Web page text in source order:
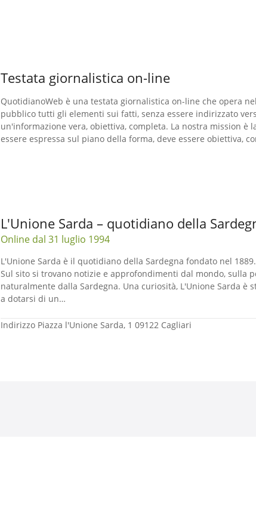
Testata giornalistica on-line
QuotidianoWeb è una testata giornalistica on-line che opera
pubblico tutti gli elementi sui fatti, senza essere indirizzato
un'informazione vera, obiettiva, completa. La nostra mission è
essere espressa sul piano della forma, deve essere obiettiva,
L'Unione Sarda – quotidiano della
Online dal 31 luglio 1994
L'Unione Sarda è il quotidiano della Sardegna fondato nel
Sul sito si trovano notizie e approfondimenti dal mondo, sulla
naturalmente dalla Sardegna. Una curiosità, L'Unione Sarda è
a dotarsi di un…
Indirizzo Piazza l'Unione Sarda, 1 09122 Cagliari